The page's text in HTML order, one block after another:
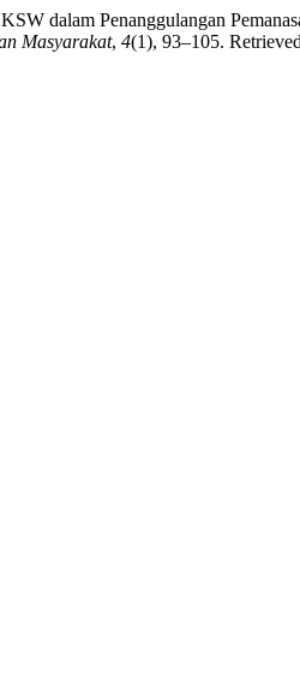
dalam Penanggulangan
Masyarakat, 4(1), 93–105.